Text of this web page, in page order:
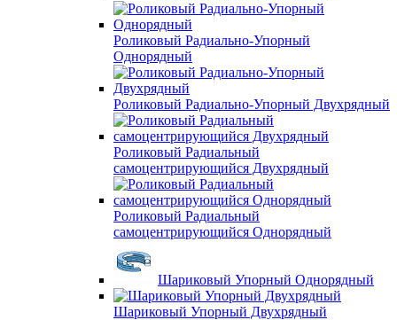
Роликовый Радиально-Упорный
Однорядный
Роликовый Радиально-Упорный Двухрядный
Роликовый Радиальный
самоцентрирующийся Двухрядный
Роликовый Радиальный
самоцентрирующийся Однорядный
Шариковый Упорный Однорядный
Шариковый Упорный Двухрядный